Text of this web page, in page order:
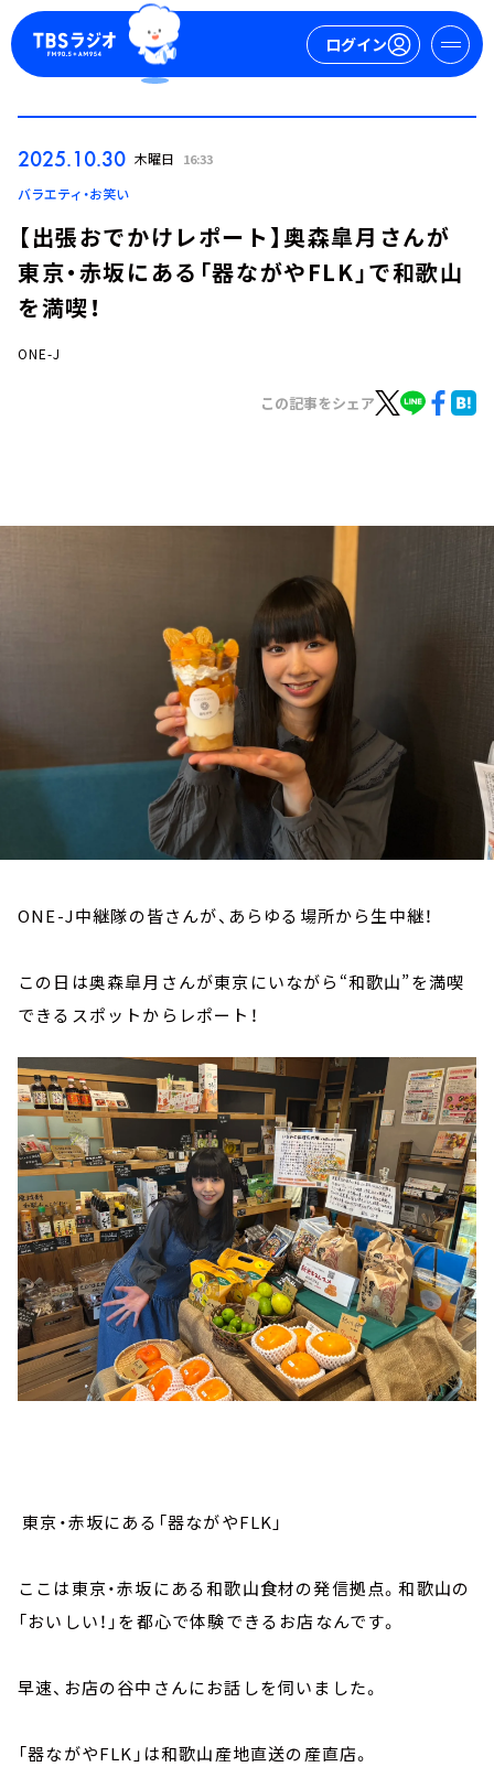
ログイン
ログイン
イベント・グッズ
2025.10.30 木曜日 16:33
バラエティ・お笑い
【出張おでかけレポート】奥森皐月さんが
東京・赤坂にある「器ながやFLK」で和歌山
を満喫！
ONE-J
この記事をシェア
ONE-J中継隊の皆さんが、あらゆる場所から生中継！
この日は奥森皐月さんが東京にいながら“和歌山”を満喫
できるスポットからレポート！
東京・赤坂にある「器ながやFLK」
ここは東京・赤坂にある和歌山食材の発信拠点。和歌山の
「おいしい！」を都心で体験できるお店なんです。
早速、お店の谷中さんにお話しを伺いました。
「器ながやFLK」は和歌山産地直送の産直店。